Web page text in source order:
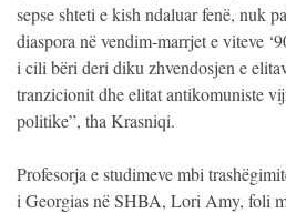
sepse shteti e kish ndaluar fenë, nuk
diaspora në vendim-marrjet e viteve
i cili bëri deri diku zhvendosjen e
tranzicionit dhe elitat antikomuniste
politike”, tha Krasniqi.
Profesorja e studimeve mbi
i Georgias në SHBA, Lori Amy, foli